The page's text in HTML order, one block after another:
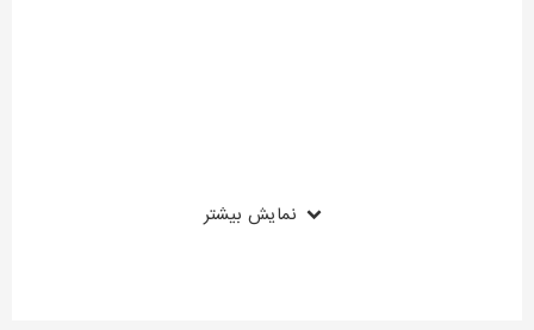
نمایش بیشتر